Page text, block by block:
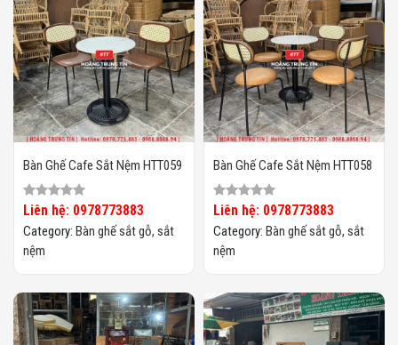
Bàn Ghế Cafe Sắt Nệm HTT059
Liên hệ: 0978773883
Category: Bàn ghế sắt gỗ, sắt
nệm
Bàn Ghế Cafe Sắt Nệm HTT058
Liên hệ: 0978773883
Category: Bàn ghế sắt gỗ, sắt
nệm